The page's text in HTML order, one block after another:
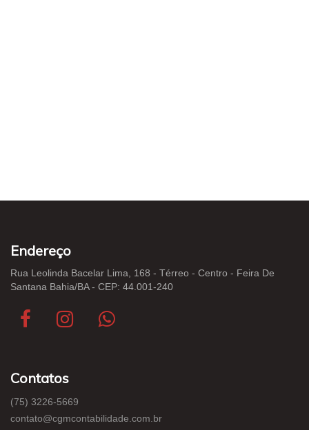
Endereço
Rua Leolinda Bacelar Lima, 168 - Térreo - Centro - Feira De
Santana Bahia/BA - CEP: 44.001-240
Contatos
(75) 3226-5669
contato@cgmcontabilidade.com.br